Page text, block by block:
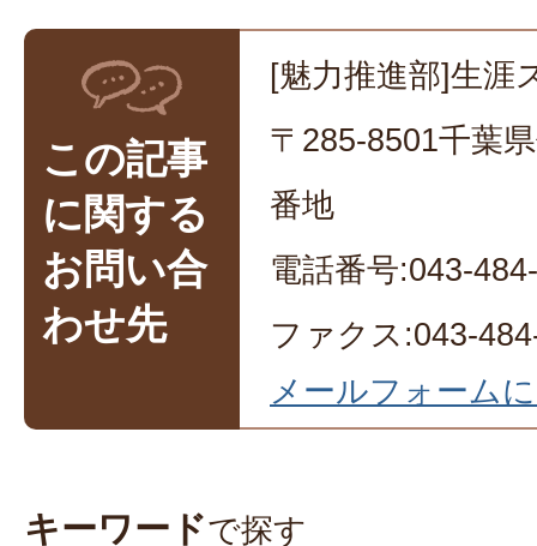
この記事
に関する
お問い合
わせ先
[魅力推進部]生涯
〒285-8501千葉
番地
電話番号:043-
ファクス:043-
メールフォーム
キーワードで探す